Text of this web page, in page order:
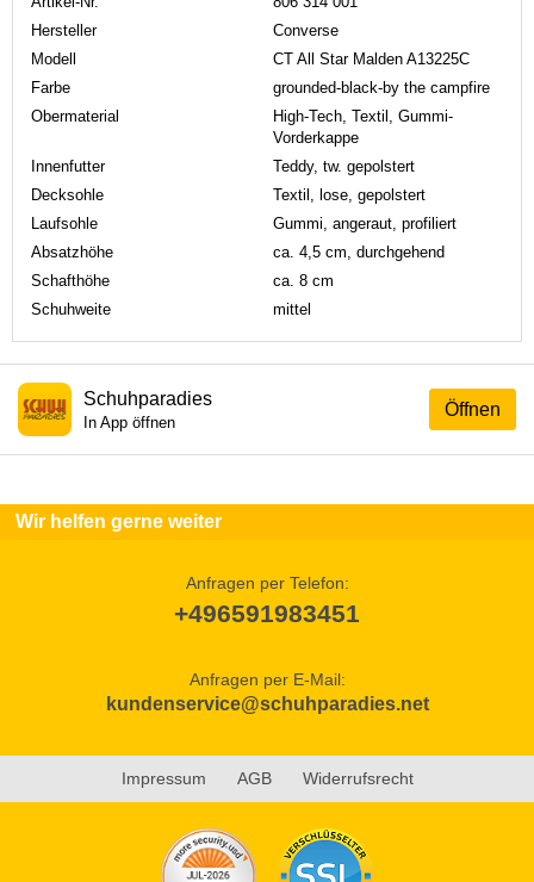
Hersteller
Converse
Modell
CT All Star Malden A13225C
Farbe
grounded-black-by the campfire
Obermaterial
High-Tech, Textil, Gummi-
Vorderkappe
Innenfutter
Teddy, tw. gepolstert
Decksohle
Textil, lose, gepolstert
Laufsohle
Gummi, angeraut, profiliert
Absatzhöhe
ca. 4,5 cm, durchgehend
Schafthöhe
ca. 8 cm
Schuhweite
mittel
Öffnen
Schuhparadies
In App öffnen
Wir helfen gerne weiter
Anfragen per Telefon:
+496591983451
Anfragen per E-Mail:
kundenservice@schuhparadies.net
Impressum AGB Widerrufsrecht